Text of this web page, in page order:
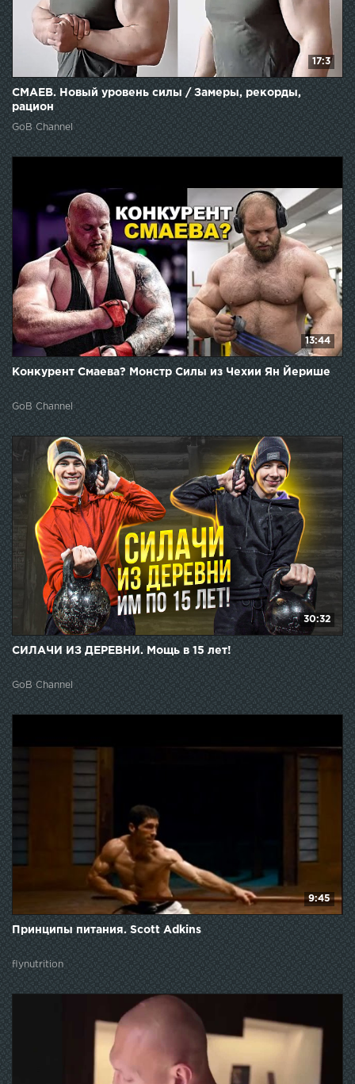
17:3
СМАЕВ. Новый уровень силы / Замеры, рекорды,
рацион
GoB Channel
13:44
Конкурент Смаева? Монстр Силы из Чехии Ян Йерише
GoB Channel
30:32
СИЛАЧИ ИЗ ДЕРЕВНИ. Мощь в 15 лет!
GoB Channel
9:45
Принципы питания. Scott Adkins
flynutrition